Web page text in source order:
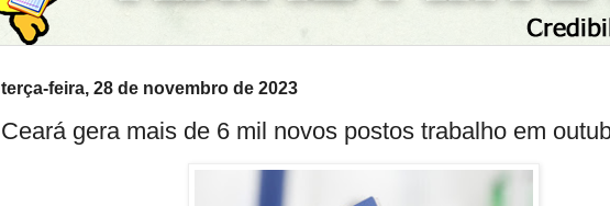
terça-feira, 28 de novembro de 2023
Ceará gera mais de 6 mil novos postos trabalho em